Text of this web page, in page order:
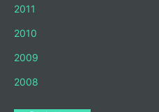
2011
2010
2009
2008